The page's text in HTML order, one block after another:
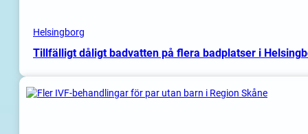
Helsingborg
Tillfälligt dåligt badvatten på flera badplatser i